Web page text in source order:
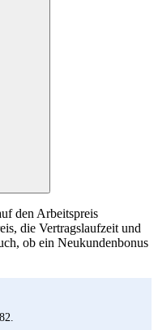
den Arbeitspreis
die Vertragslaufzeit und
ob ein Neukundenbonus